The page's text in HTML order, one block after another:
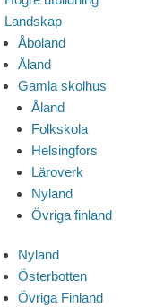
Landskap
Åboland
Åland
Gamla skolhus
Åland
Folkskola
Helsingfors
Läroverk
Nyland
Övriga finland
Nyland
Österbotten
Övriga Finland